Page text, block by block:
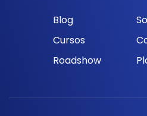
Blog
Cursos
Roadshow